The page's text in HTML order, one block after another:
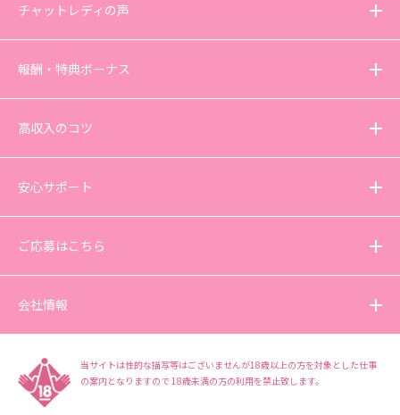
チャットレディの声
報酬・特典ボーナス
高収入のコツ
安心サポート
ご応募はこちら
会社情報
当サイトは性的な描写等はございませんが18歳以上の方を対象とした仕事
の案内となりますので18歳未満の方の利用を禁止致します。